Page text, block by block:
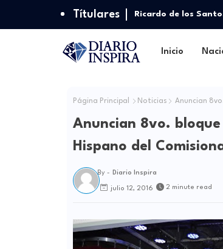
Títulares Ricardo de los
Inicio
Página Principal Noticias Anuncian
Anuncian 8vo.
Hispano del
By - Diario Inspira
julio 12, 2016 2 minute read